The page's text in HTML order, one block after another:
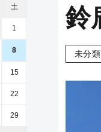
鈴
未分類
土
1
8
15
22
29